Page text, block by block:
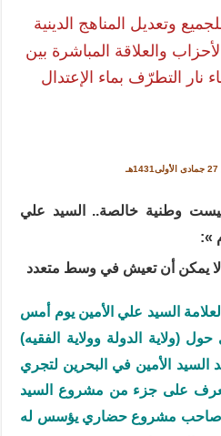
وتعديل المناهج الدينية
والعلاقة المباشرة بين
نار التطرّف بماء الإعتدال
وطنية خالصة.. السيد علي
»:
لا يمكن أن تعيش في وسط متعدد
العلامة السيد علي الأمين يوم أمس
(ولاية الدولة وولاية الفقيه)
السيد الأمين في البحرين لتجري
على جزء من مشروع السيد
صاحب مشروع حضاري يؤسس له